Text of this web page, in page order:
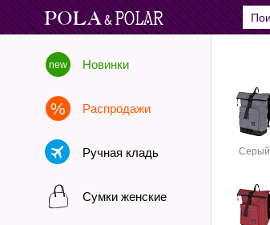
Новинки
Распродажи
Ручная кладь
Сумки женские
Серый